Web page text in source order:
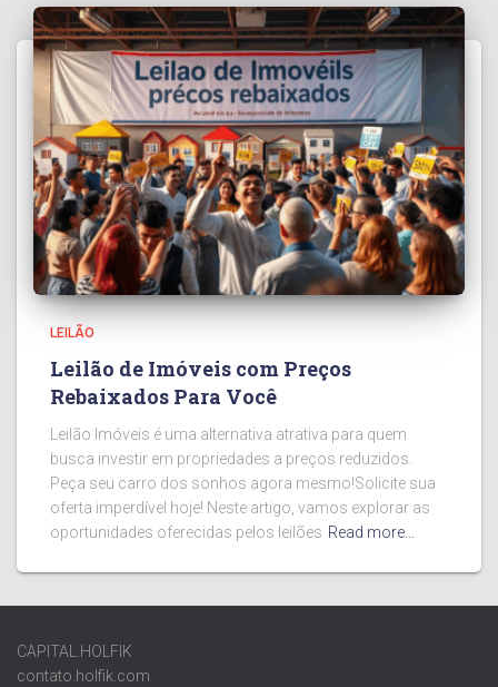
LEILÃO
Leilão de Imóveis com Preços
Rebaixados Para Você
Leilão Imóveis é uma alternativa atrativa para quem
busca investir em propriedades a preços reduzidos.
Peça seu carro dos sonhos agora mesmo!Solicite sua
oferta imperdível hoje! Neste artigo, vamos explorar as
oportunidades oferecidas pelos leilões Read more…
CAPITAL.HOLFIK
contato.holfik.com